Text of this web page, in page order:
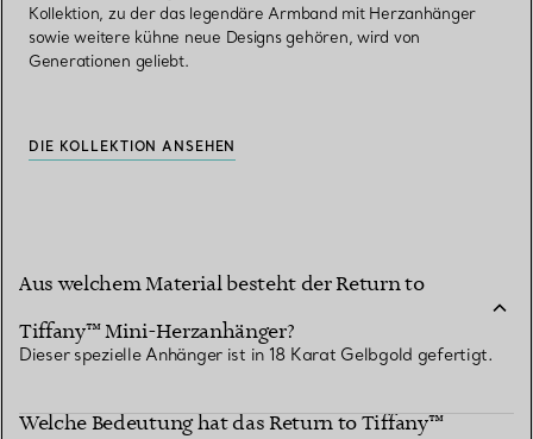
Kollektion, zu der das legendäre Armband mit Herzanhänger
sowie weitere kühne neue Designs gehören, wird von
Generationen geliebt.
DIE KOLLEKTION ANSEHEN
Aus welchem Material besteht der Return to
Tiffany™ Mini-Herzanhänger?
Dieser spezielle Anhänger ist in 18 Karat Gelbgold gefertigt.
Welche Bedeutung hat das Return to Tiffany™